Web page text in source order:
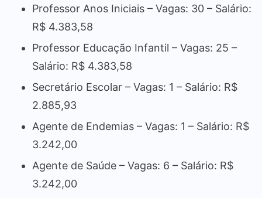
Professor Anos Iniciais – Vagas: 30 – Salário:
R$ 4.383,58
Professor Educação Infantil – Vagas: 25 –
Salário: R$ 4.383,58
Secretário Escolar – Vagas: 1 – Salário: R$
2.885,93
Agente de Endemias – Vagas: 1 – Salário: R$
3.242,00
Agente de Saúde – Vagas: 6 – Salário: R$
3.242,00